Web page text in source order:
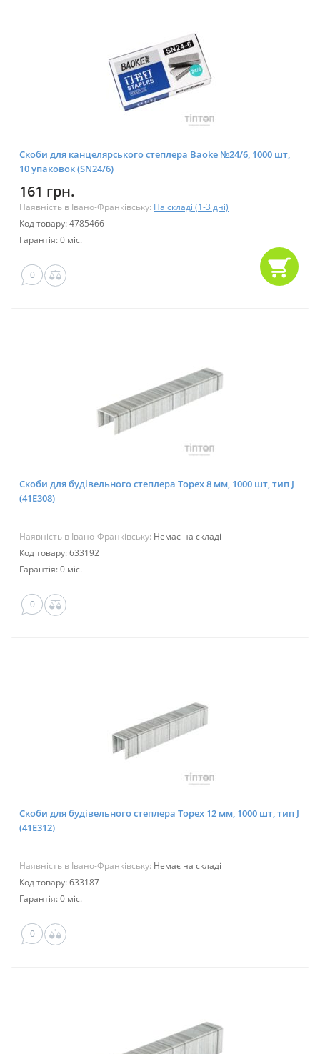
Скоби для канцелярського степлера Baoke №24/6, 1000 шт,
10 упаковок (SN24/6)
161 грн.
Наявність в Івано-Франківську: На складі (1-3 дні)
Код товару: 4785466
Гарантія: 0 міс.
0
Скоби для будівельного степлера Topex 8 мм, 1000 шт, тип J
(41E308)
Наявність в Івано-Франківську: Немає на складі
Код товару: 633192
Гарантія: 0 міс.
0
Скоби для будівельного степлера Topex 12 мм, 1000 шт, тип J
(41E312)
Наявність в Івано-Франківську: Немає на складі
Код товару: 633187
Гарантія: 0 міс.
0